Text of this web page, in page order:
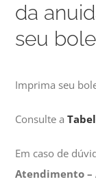
da
seu
Imprima seu
Consulte a
Em caso de
Atendimento –